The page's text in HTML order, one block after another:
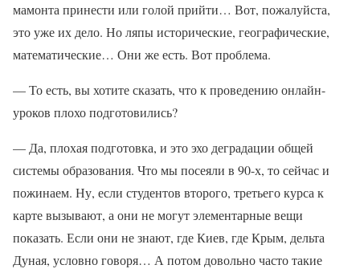
мамонта принести или голой прийти… Вот, пожалуйста,
это уже их дело. Но ляпы исторические, географические,
математические… Они же есть. Вот проблема.
— То есть, вы хотите сказать, что к проведению онлайн-
уроков плохо подготовились?
— Да, плохая подготовка, и это эхо деградации общей
системы образования. Что мы посеяли в 90-х, то сейчас и
пожинаем. Ну, если студентов второго, третьего курса к
карте вызывают, а они не могут элементарные вещи
показать. Если они не знают, где Киев, где Крым, дельта
Дуная, условно говоря… А потом довольно часто такие